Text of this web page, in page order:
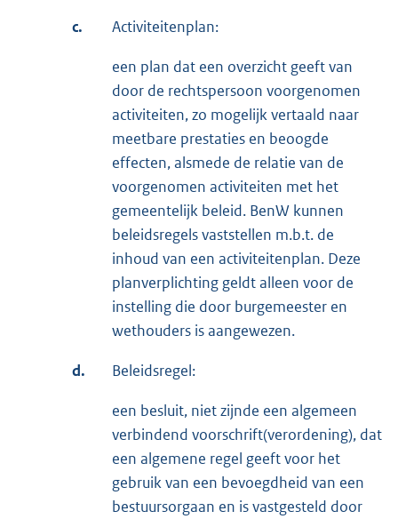
c. Activiteitenplan:
een plan dat een overzicht geeft van
door de rechtspersoon voorgenomen
activiteiten, zo mogelijk vertaald naar
meetbare prestaties en beoogde
effecten, alsmede de relatie van de
voorgenomen activiteiten met het
gemeentelijk beleid. BenW kunnen
beleidsregels vaststellen m.b.t. de
inhoud van een activiteitenplan. Deze
planverplichting geldt alleen voor de
instelling die door burgemeester en
wethouders is aangewezen.
d. Beleidsregel:
een besluit, niet zijnde een algemeen
verbindend voorschrift(verordening), dat
een algemene regel geeft voor het
gebruik van een bevoegdheid van een
bestuursorgaan en is vastgesteld door